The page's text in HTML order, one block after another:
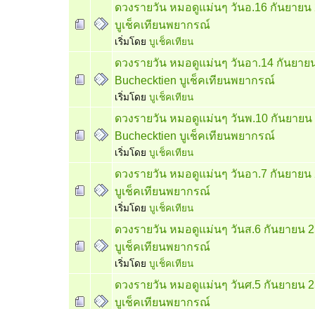
ดวงรายวัน หมอดูแม่นๆ วันอ.16 กันยายน
บูเช็คเทียนพยากรณ์
เริ่มโดย บูเช็คเทียน
ดวงรายวัน หมอดูแม่นๆ วันอา.14 กันยาย
Buchecktien บูเช็คเทียนพยากรณ์
เริ่มโดย บูเช็คเทียน
ดวงรายวัน หมอดูแม่นๆ วันพ.10 กันยายน
Buchecktien บูเช็คเทียนพยากรณ์
เริ่มโดย บูเช็คเทียน
ดวงรายวัน หมอดูแม่นๆ วันอา.7 กันยายน
บูเช็คเทียนพยากรณ์
เริ่มโดย บูเช็คเทียน
ดวงรายวัน หมอดูแม่นๆ วันส.6 กันยายน
บูเช็คเทียนพยากรณ์
เริ่มโดย บูเช็คเทียน
ดวงรายวัน หมอดูแม่นๆ วันศ.5 กันยายน
บูเช็คเทียนพยากรณ์